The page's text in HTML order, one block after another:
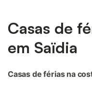
Casas de
em Saïdia
Casas de férias na